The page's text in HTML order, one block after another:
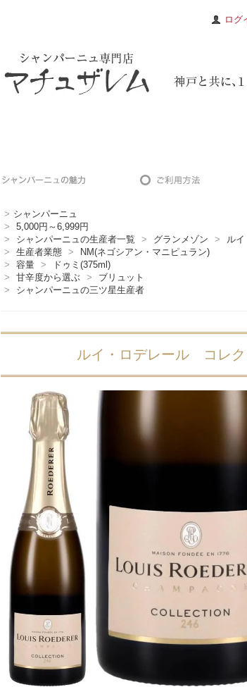
ログ
> シャンパーニュ
>
5,000円～6,999円
>
シャンパーニュの生産者一覧 > グランメゾン >
ル
>
生産者業態 >
NM(ネゴシアン・マニピュラン)
>
容量 >
ドゥミ(375ml)
>
甘辛度から選ぶ >
ブリュット
>
シャンパーニュの三ツ星生産者
ルイ・ロデレール コレク